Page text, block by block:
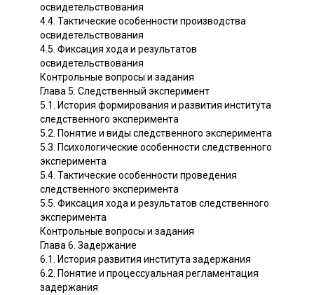
освидетельствования
4.4. Тактические особенности производства
освидетельствования
4.5. Фиксация хода и результатов
освидетельствования
Контрольные вопросы и задания
Глава 5. Следственный эксперимент
5.1. История формирования и развития института
следственного эксперимента
5.2. Понятие и виды следственного эксперимента
5.3. Психологические особенности следственного
эксперимента
5.4. Тактические особенности проведения
следственного эксперимента
5.5. Фиксация хода и результатов следственного
эксперимента
Контрольные вопросы и задания
Глава 6. Задержание
6.1. История развития института задержания
6.2. Понятие и процессуальная регламентация
задержания